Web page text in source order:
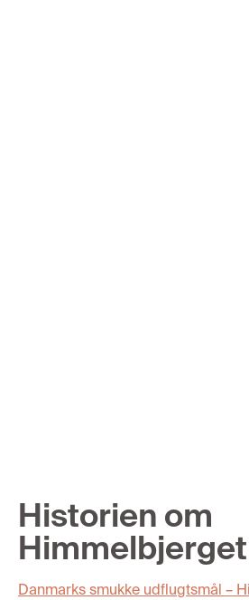
Historien om
Himmelbjerget
Danmarks smukke udflugtsmål –